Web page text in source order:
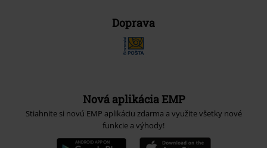
Doprava
Nová aplikácia EMP
Stiahnite si novú EMP aplikáciu zdarma a využite všetky nové
funkcie a výhody!